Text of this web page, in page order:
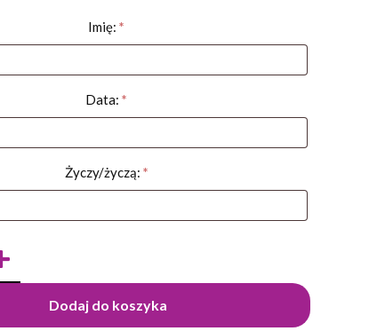
Imię: *
Data: *
Życzy/życzą: *
Dodaj do koszyka